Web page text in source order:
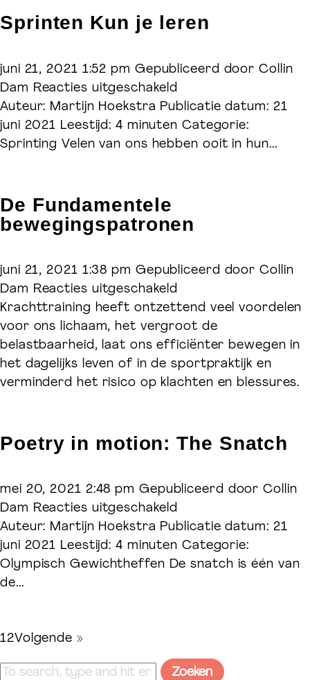
Welift.nl
Voedingsadvies & leefstijl coaching
Wefuel.nl
Sprinten Kun je leren
juni 21, 2021 1:52 pm Gepubliceerd doorCollin
Dam Reacties uitgeschakeld
Sprinten
Kun
je
Auteur: Martijn Hoekstra Publicatie datum: 21
juni 2021 Leestijd: 4 minuten Categorie:
Sprinting Velen van ons hebben ooit in hun...
De Fundamentele
bewegingspatronen
juni 21, 2021 1:38 pm Gepubliceerd doorCollin
Dam Reacties uitgeschakeld
De
Fundamentele
bewegingspatronen
Krachttraining heeft ontzettend veel voordelen
voor ons lichaam, het vergroot de
belastbaarheid, laat ons efficiënter bewegen in
het dagelijks leven of in de sportpraktijk en
verminderd het risico op klachten en blessures.
Poetry in motion: The Snatch
mei 20, 2021 2:48 pm Gepubliceerd doorCollin
Dam Reacties uitgeschakeld
Poetry
in
motion:
Auteur: Martijn Hoekstra Publicatie datum: 21
juni 2021 Leestijd: 4 minuten Categorie:
Olympisch Gewichtheffen De snatch is één van
de...
12Volgende »
Zoeken